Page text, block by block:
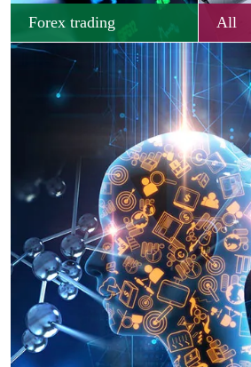
Forex trading All